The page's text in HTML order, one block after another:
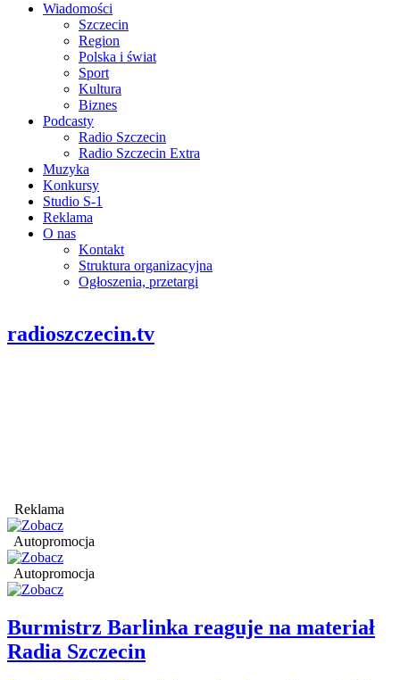
Wiadomości
Szczecin
Region
Polska i świat
Sport
Kultura
Biznes
Podcasty
Radio Szczecin
Radio Szczecin Extra
Muzyka
Konkursy
Studio S-1
Reklama
O nas
Kontakt
Struktura organizacyjna
Ogłoszenia, przetargi
radioszczecin.tv
Reklama
Autopromocja
Autopromocja
Burmistrz Barlinka reaguje na materiał
Radia Szczecin